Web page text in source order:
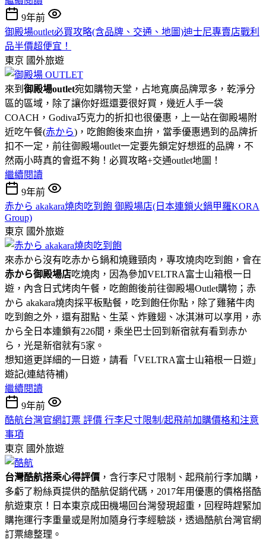
9年前
御殿場outlet必買攻略(含品牌、交通、地圖)迪士尼專賣店戰利
品半價超便宜！
東京 國外旅遊
來到 御殿場outlet宛如購物天堂，占地寬廣品牌眾多，乾淨分
區的區域，除了讓你好逛還要很好買，幾近人手一袋
COACH，Godiva巧克力的折扣也很優惠，上一站在御殿場附
近吃午餐(赤から)，吃飽飽後來血拚，當季優惠遇到的品牌折
扣不一定，前往御殿場outlet一定要先鎖定好想逛的品牌，不
然兩小時真的會逛不夠！必買攻略+交通outlet地圖！
繼續閱讀
9年前
赤から akakara燒肉吃到飽 御殿場店(日本連鎖火鍋甲羅KORA
Group)
東京 國外旅遊
來赤から沒有吃赤から鍋和燒雞頸肉，專攻燒肉吃到飽，會在
赤から御殿場店吃燒肉，因為參加VELTRA富士山箱根一日
遊，內含日式烤肉午餐，吃飽飽後前往御殿場Outlet購物；赤
から akakara燒肉採平板點餐，吃到飽任你點，除了雞豬牛肉
吃到飽之外，還有甜點、生菜、炸雞翅、冰淇淋可以享用，赤
から全日本連鎖有226間，乘坐巴士回到新宿就有看到赤か
ら，光是新宿就有5家。
想知道更詳細的一日遊，請看「VELTRA富士山箱根一日遊」
遊記(連結待補)
繼續閱讀
9年前
酷航台灣官網訂票 評價 行李尺寸限制/起飛前加購價格和注意
事項
東京 國外旅遊
台灣酷航搭乘心得評價 ，含行李尺寸限制、起飛前行李加購，
多虧了粉絲頁提供的酷航促銷代碼，2017年用優惠的價格搭酷
航遊東京！日本東京成田機場回台灣發現超重，回程時趕緊加
購拖運行李重量或是附加隨身行李經驗談，透過酷航台灣官網
訂票總整理。